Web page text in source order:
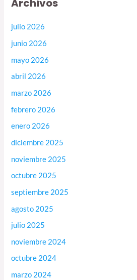
Archivos
julio 2026
junio 2026
mayo 2026
abril 2026
marzo 2026
febrero 2026
enero 2026
diciembre 2025
noviembre 2025
octubre 2025
septiembre 2025
agosto 2025
julio 2025
noviembre 2024
octubre 2024
marzo 2024